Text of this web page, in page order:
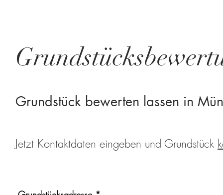
Grundstück bewerten lassen in
Jetzt Kontaktdaten eingeben und Grundstück